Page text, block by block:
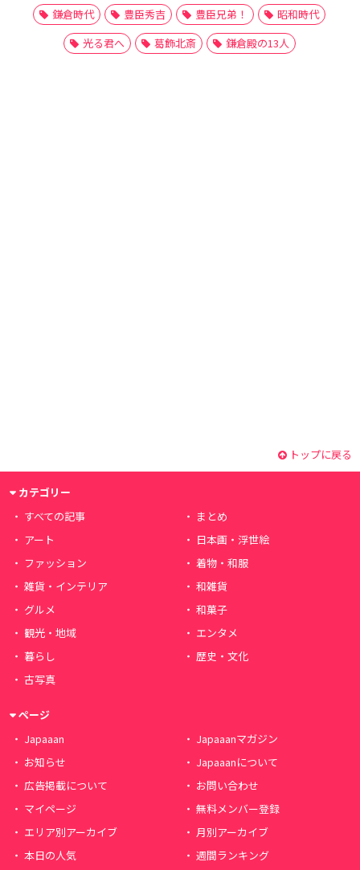
鎌倉時代
豊臣秀吉 豊臣兄弟！
昭和時代
光る君へ
葛飾北斎 鎌倉殿の13人
トップに戻る
カテゴリー
すべての記事
まとめ
アート
日本画・浮世絵
ファッション
着物・和服
雑貨・インテリア
和雑貨
グルメ
和菓子
観光・地域
エンタメ
暮らし
歴史・文化
古写真
ページ
Japaaan
Japaaanマガジン
お知らせ
Japaaanについて
広告掲載について
お問い合わせ
マイページ
無料メンバー登録
エリア別アーカイブ
月別アーカイブ
本日の人気
週間ランキング